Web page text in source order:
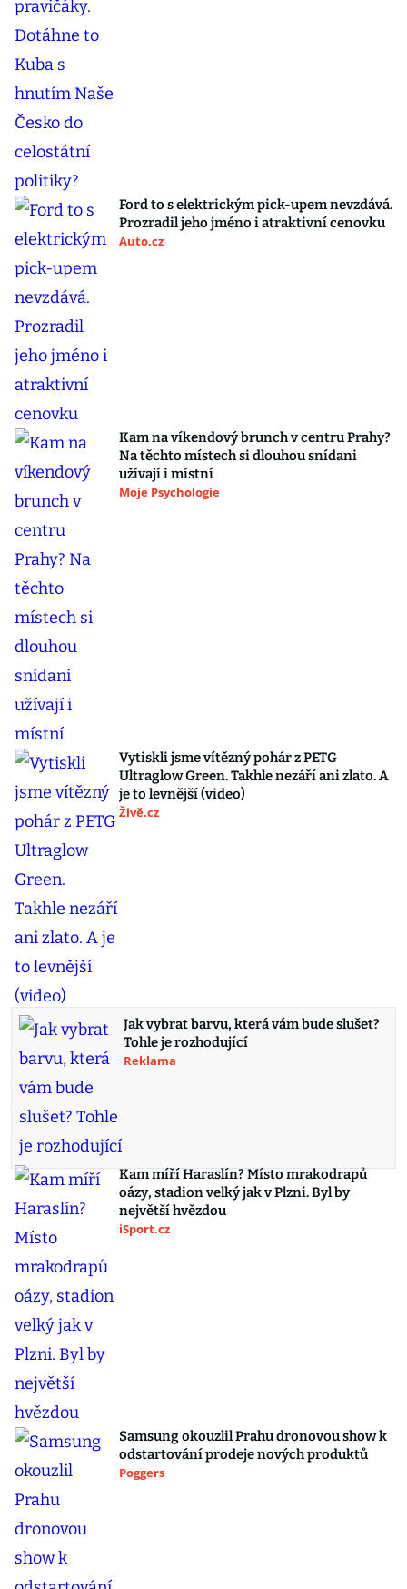
Ford to s elektrickým pick-upem nevzdává.
Prozradil jeho jméno i atraktivní cenovku
Auto.cz
Kam na víkendový brunch v centru Prahy?
Na těchto místech si dlouhou snídani
užívají i místní
Moje Psychologie
Vytiskli jsme vítězný pohár z PETG
Ultraglow Green. Takhle nezáří ani zlato. A
je to levnější (video)
Živě.cz
Jak vybrat barvu, která vám bude slušet?
Tohle je rozhodující
Reklama
Kam míří Haraslín? Místo mrakodrapů
oázy, stadion velký jak v Plzni. Byl by
největší hvězdou
iSport.cz
Samsung okouzlil Prahu dronovou show k
odstartování prodeje nových produktů
Poggers